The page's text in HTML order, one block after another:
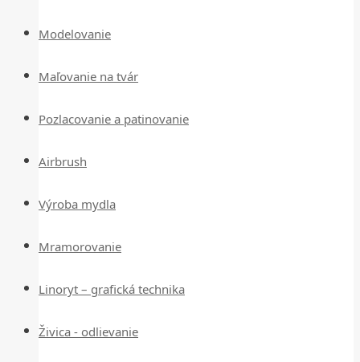
Modelovanie
Maľovanie na tvár
Pozlacovanie a patinovanie
Airbrush
Výroba mydla
Mramorovanie
Linoryt – grafická technika
Živica - odlievanie